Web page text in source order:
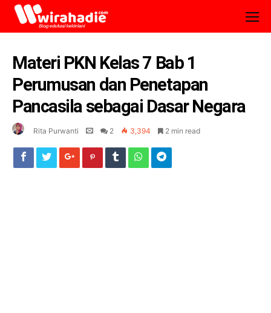
Materi PKN Kelas 7 Bab 1
Perumusan dan Penetapan
Pancasila sebagai Dasar Negara
Rita Purwanti 2 3,394 2 min read